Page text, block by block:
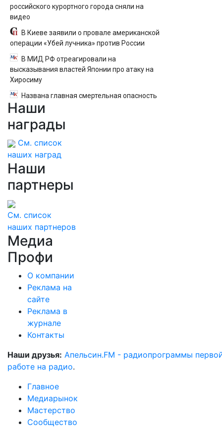
российского курортного города сняли на
видео
В Киеве заявили о провале американской
операции «Убей лучника» против России
В МИД РФ отреагировали на
высказывания властей Японии про атаку на
Хиросиму
Названа главная смертельная опасность
секса
Наши
награды
См. список
наших наград
Наши
партнеры
См. список
наших партнеров
Медиа
Профи
О компании
Реклама на
сайте
Реклама в
журнале
Контакты
Наши друзья: Апельсин.FM - радиопрограммы
работе на радио.
Главное
Медиарынок
Мастерство
Сообщество